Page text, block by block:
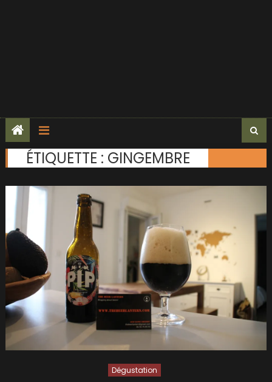
ÉTIQUETTE : GINGEMBRE
Dégustation